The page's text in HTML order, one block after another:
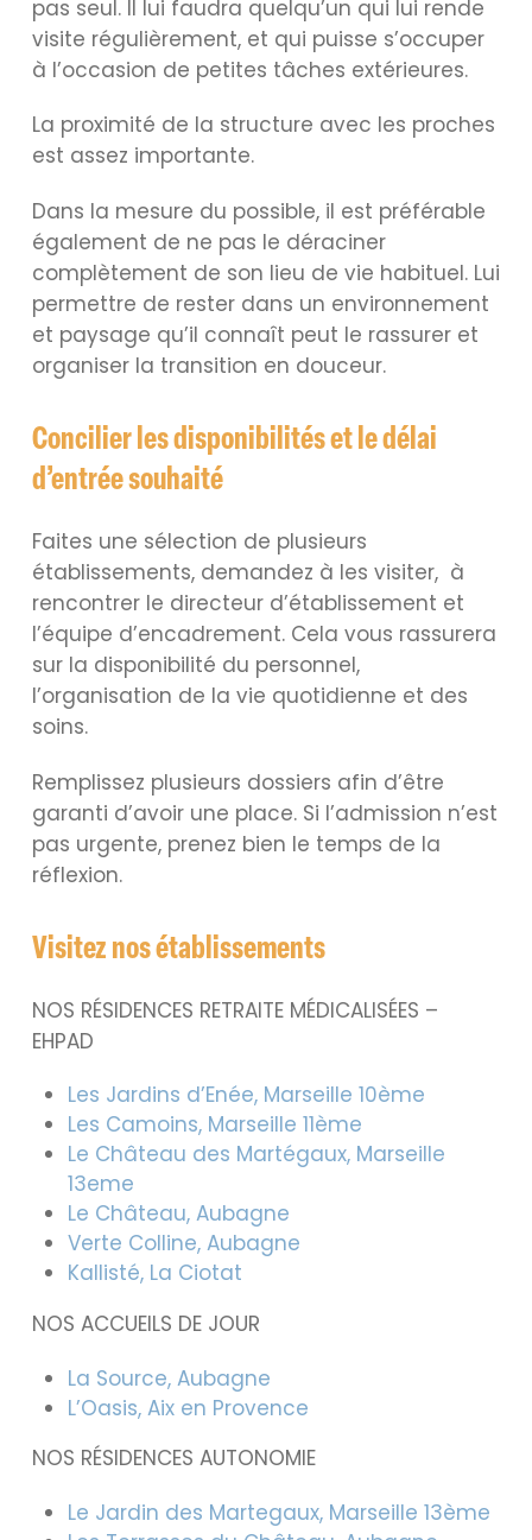
pas seul. Il lui faudra quelqu’un qui lui rende
visite régulièrement, et qui puisse s’occuper
à l’occasion de petites tâches extérieures.
La proximité de la structure avec les proches
est assez importante.
Dans la mesure du possible, il est préférable
également de ne pas le déraciner
complètement de son lieu de vie habituel. Lui
permettre de rester dans un environnement
et paysage qu’il connaît peut le rassurer et
organiser la transition en douceur.
Concilier les disponibilités et le délai
d’entrée souhaité
Faites une sélection de plusieurs
établissements, demandez à les visiter, à
rencontrer le directeur d’établissement et
l’équipe d’encadrement. Cela vous rassurera
sur la disponibilité du personnel,
l’organisation de la vie quotidienne et des
soins.
Remplissez plusieurs dossiers afin d’être
garanti d’avoir une place. Si l’admission n’est
pas urgente, prenez bien le temps de la
réflexion.
Visitez nos établissements
NOS RÉSIDENCES RETRAITE MÉDICALISÉES –
EHPAD
Les Jardins d’Enée, Marseille 10ème
Les Camoins, Marseille 11ème
Le Château des Martégaux, Marseille
13eme
Le Château, Aubagne
Verte Colline, Aubagne
Kallisté, La Ciotat
NOS ACCUEILS DE JOUR
La Source, Aubagne
L’Oasis, Aix en Provence
NOS RÉSIDENCES AUTONOMIE
Le Jardin des Martegaux, Marseille 13ème